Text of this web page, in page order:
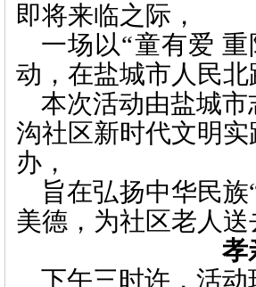
即将来临之际，
一场以“童有爱
动，在盐城市人民
本次活动由盐城
沟社区新时代文明
办，
旨在弘扬中华民
美德，为社区老人
孝
下午三时许，活